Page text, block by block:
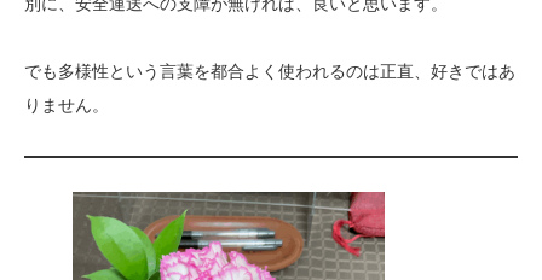
でも多様性という言葉を都合よく使われるのは正直、好きではあ
りません。